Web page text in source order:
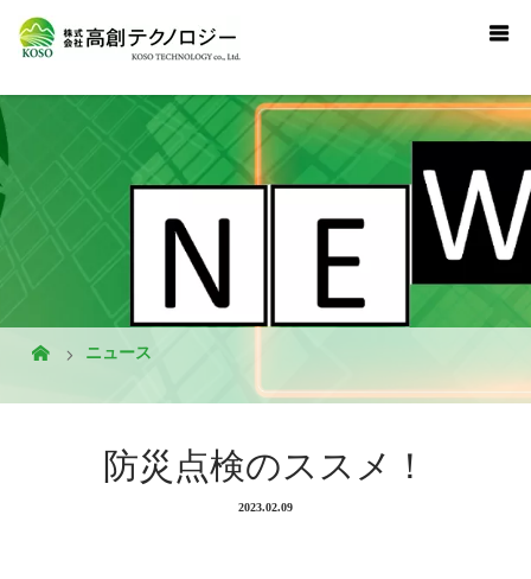
ニュース
防災点検のススメ！
2023.02.09